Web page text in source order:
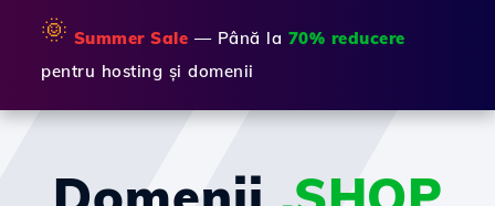
🌞 Summer Sale — Până la 70% reducere
pentru hosting și domenii